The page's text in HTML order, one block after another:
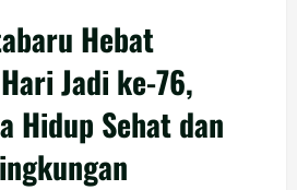
Hebat
Jadi ke-76,
Hidup Sehat dan